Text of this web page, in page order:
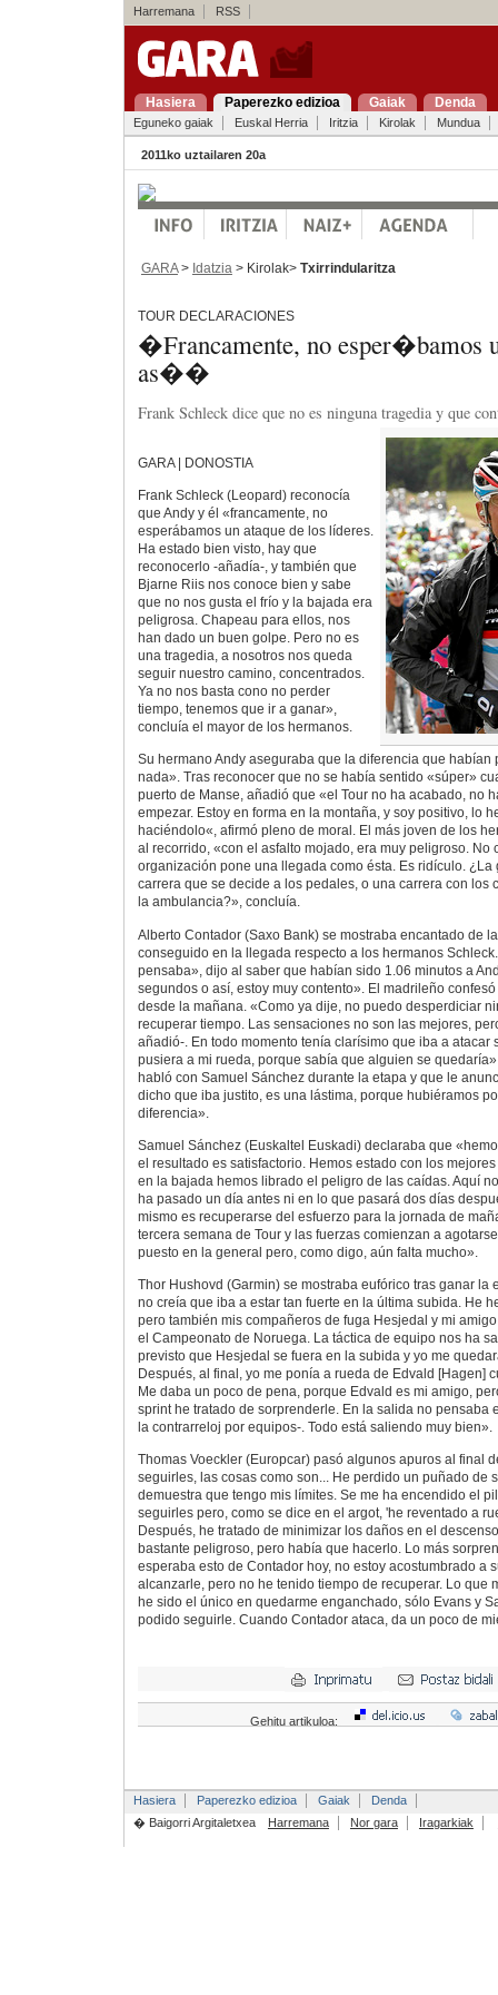
Harremana RSS
Hasiera Paperezko edizioa Gaiak Denda
Eguneko gaiak Euskal Herria Iritzia Kirolak Mundua
2011ko uztailaren 20a
GARA> Idatzia > Kirolak> Txirrindularitza
TOUR DECLARACIONES
�Francamente, no esper�bamos
as��
Frank Schleck dice que no es ninguna tragedia y que
GARA | DONOSTIA
Frank Schleck (Leopard) reconocía
que Andy y él «francamente, no
esperábamos un ataque de los líderes.
Ha estado bien visto, hay que
reconocerlo -añadía-, y también que
Bjarne Riis nos conoce bien y sabe
que no nos gusta el frío y la bajada era
peligrosa. Chapeau para ellos, nos
han dado un buen golpe. Pero no es
una tragedia, a nosotros nos queda
seguir nuestro camino, concentrados.
Ya no nos basta cono no perder
tiempo, tenemos que ir a ganar»,
concluía el mayor de los hermanos.
Su hermano Andy aseguraba que la diferencia que habían
nada». Tras reconocer que no se había sentido «súper»
puerto de Manse, añadió que «el Tour no ha acabado, no
empezar. Estoy en forma en la montaña, y soy positivo, lo
haciéndolo«, afirmó pleno de moral. El más joven de los
al recorrido, «con el asfalto mojado, era muy peligroso. No
organización pone una llegada como ésta. Es ridículo. ¿La
carrera que se decide a los pedales, o una carrera con los
la ambulancia?», concluía.
Alberto Contador (Saxo Bank) se mostraba encantado de
conseguido en la llegada respecto a los hermanos
pensaba», dijo al saber que habían sido 1.06 minutos a
segundos o así, estoy muy contento». El madrileño
desde la mañana. «Como ya dije, no puedo desperdiciar
recuperar tiempo. Las sensaciones no son las mejores,
añadió-. En todo momento tenía clarísimo que iba a atacar
pusiera a mi rueda, porque sabía que alguien se
habló con Samuel Sánchez durante la etapa y que le
dicho que iba justito, es una lástima, porque hubiéramos
diferencia».
Samuel Sánchez (Euskaltel Euskadi) declaraba que
el resultado es satisfactorio. Hemos estado con los
en la bajada hemos librado el peligro de las caídas. Aquí
ha pasado un día antes ni en lo que pasará dos días
mismo es recuperarse del esfuerzo para la jornada de
tercera semana de Tour y las fuerzas comienzan a
puesto en la general pero, como digo, aún falta mucho».
Thor Hushovd (Garmin) se mostraba eufórico tras ganar la
no creía que iba a estar tan fuerte en la última subida. He
pero también mis compañeros de fuga Hesjedal y mi
el Campeonato de Noruega. La táctica de equipo nos ha
previsto que Hesjedal se fuera en la subida y yo me
Después, al final, yo me ponía a rueda de Edvald [Hagen]
Me daba un poco de pena, porque Edvald es mi amigo,
sprint he tratado de sorprenderle. En la salida no pensaba
la contrarreloj por equipos-. Todo está saliendo muy bien».
Thomas Voeckler (Europcar) pasó algunos apuros al final
seguirles, las cosas como son... He perdido un puñado de
demuestra que tengo mis límites. Se me ha encendido el
seguirles pero, como se dice en el argot, 'he reventado a
Después, he tratado de minimizar los daños en el
bastante peligroso, pero había que hacerlo. Lo más
esperaba esto de Contador hoy, no estoy acostumbrado a
alcanzarle, pero no he tenido tiempo de recuperar. Lo que
he sido el único en quedarme enganchado, sólo Evans y
podido seguirle. Cuando Contador ataca, da un poco de
Gehitu artikuloa:
Hasiera Paperezko edizioa Gaiak
Denda
� Baigorri Argitaletxea
Harremana Nor gara Iragarkiak